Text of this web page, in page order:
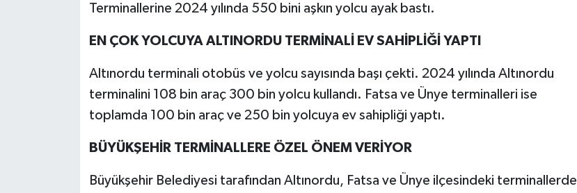
Terminallerine 2024 yılında 550 bini aşkın yolcu ayak bastı.
EN ÇOK YOLCUYA ALTINORDU TERMİNALİ EV SAHİPLİĞİ YAPTI
Altınordu terminali otobüs ve yolcu sayısında başı çekti. 2024 yılında Altınordu
terminalini 108 bin araç 300 bin yolcu kullandı. Fatsa ve Ünye terminalleri ise
toplamda 100 bin araç ve 250 bin yolcuya ev sahipliği yaptı.
BÜYÜKŞEHİR TERMİNALLERE ÖZEL ÖNEM VERİYOR
Büyükşehir Belediyesi tarafından Altınordu, Fatsa ve Ünye ilçesindeki terminallerde